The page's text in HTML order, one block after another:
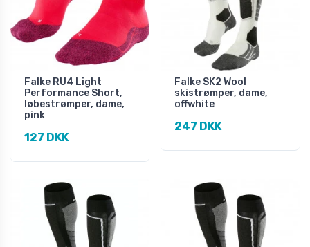
Falke RU4 Light
Performance Short,
løbestrømper, dame,
pink
127 DKK
Falke SK2 Wool
skistrømper, dame,
offwhite
247 DKK